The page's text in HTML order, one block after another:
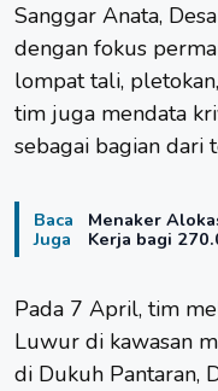
Sanggar Anata,
dengan fokus
lompat tali,
tim juga mendata
sebagai bagian dari
Baca
Juga
Menaker
Kerja bagi
Pada 7 April, tim
Luwur di kawasan
di Dukuh Pantaran,